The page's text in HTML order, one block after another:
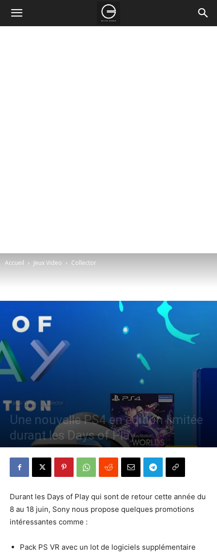
Accueil Jeux Video Collector
Jeux Video Collector
Une nouvelle PS4 en édition limitée
durant les Days of Play
Durant les Days of Play qui sont de retour cette année du
8 au 18 juin, Sony nous propose quelques promotions
intéressantes comme :
Pack PS VR avec un lot de logiciels supplémentaire